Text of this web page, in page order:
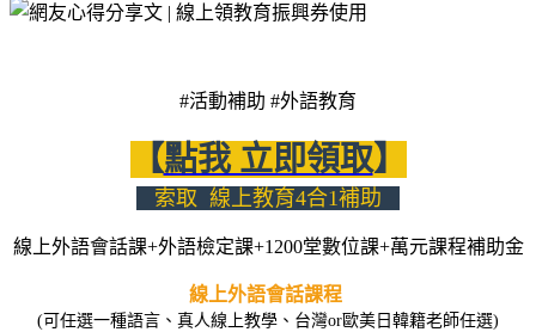
#活動補助 #外語教育
【點我 立即領取】
索取 線上教育4合1補助
線上外語會話課+外語檢定課+1200堂數位課+萬元課程補助金
線上外語會話課程
(可任選一種語言、真人線上教學、台灣or歐美日韓籍老師任選)